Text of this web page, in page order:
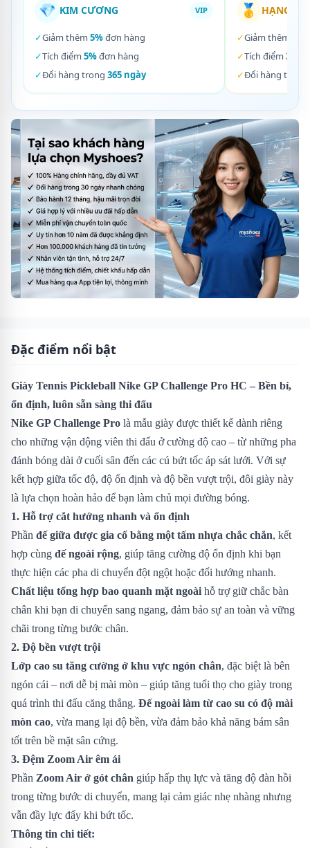
💎 KIM CƯƠNG VIP
✓Giảm thêm 5%đơn hàng
✓Tích điểm 5%đơn hàng
✓Đổi hàng trong 365 ngày
🥇 HẠNG
✓Giảm thêm
✓Tích điểm 3%
✓Đổi hàng trong
Đặc điểm nổi bật
Giày Tennis Pickleball Nike GP Challenge Pro HC – Bền bỉ,
ổn định, luôn sẵn sàng thi đấu
Nike GP Challenge Pro là mẫu giày được thiết kế dành riêng
cho những vận động viên thi đấu ở cường độ cao – từ những pha
đánh bóng dài ở cuối sân đến các cú bứt tốc áp sát lưới. Với sự
kết hợp giữa tốc độ, độ ổn định và độ bền vượt trội, đôi giày này
là lựa chọn hoàn hảo để bạn làm chủ mọi đường bóng.
1. Hỗ trợ cắt hướng nhanh và ổn định
Phần đế giữa được gia cố bằng một tấm nhựa chắc chắn, kết
hợp cùng đế ngoài rộng, giúp tăng cường độ ổn định khi bạn
thực hiện các pha di chuyển đột ngột hoặc đổi hướng nhanh.
Chất liệu tổng hợp bao quanh mặt ngoài hỗ trợ giữ chắc bàn
chân khi bạn di chuyển sang ngang, đảm bảo sự an toàn và vững
chãi trong từng bước chân.
2. Độ bền vượt trội
Lớp cao su tăng cường ở khu vực ngón chân, đặc biệt là bên
ngón cái – nơi dễ bị mài mòn – giúp tăng tuổi thọ cho giày trong
quá trình thi đấu căng thẳng. Đế ngoài làm từ cao su có độ mài
mòn cao, vừa mang lại độ bền, vừa đảm bảo khả năng bám sân
tốt trên bề mặt sân cứng.
3. Đệm Zoom Air êm ái
Phần Zoom Air ở gót chân giúp hấp thụ lực và tăng độ đàn hồi
trong từng bước di chuyển, mang lại cảm giác nhẹ nhàng nhưng
vẫn đầy lực đẩy khi bứt tốc.
Thông tin chi tiết: